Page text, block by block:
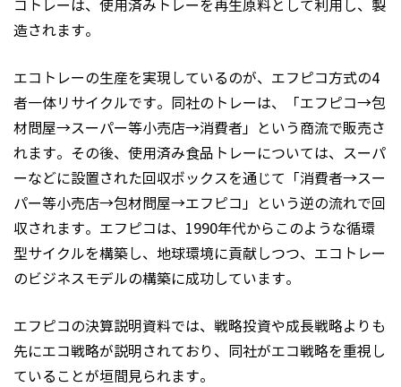
コトレーは、使用済みトレーを再生原料として利用し、製
造されます。
エコトレーの生産を実現しているのが、エフピコ方式の4
者一体リサイクルです。同社のトレーは、「エフピコ→包
材問屋→スーパー等小売店→消費者」という商流で販売さ
れます。その後、使用済み食品トレーについては、スーパ
ーなどに設置された回収ボックスを通じて「消費者→スー
パー等小売店→包材問屋→エフピコ」という逆の流れで回
収されます。エフピコは、1990年代からこのような循環
型サイクルを構築し、地球環境に貢献しつつ、エコトレー
のビジネスモデルの構築に成功しています。
エフピコの決算説明資料では、戦略投資や成長戦略よりも
先にエコ戦略が説明されており、同社がエコ戦略を重視し
ていることが垣間見られます。